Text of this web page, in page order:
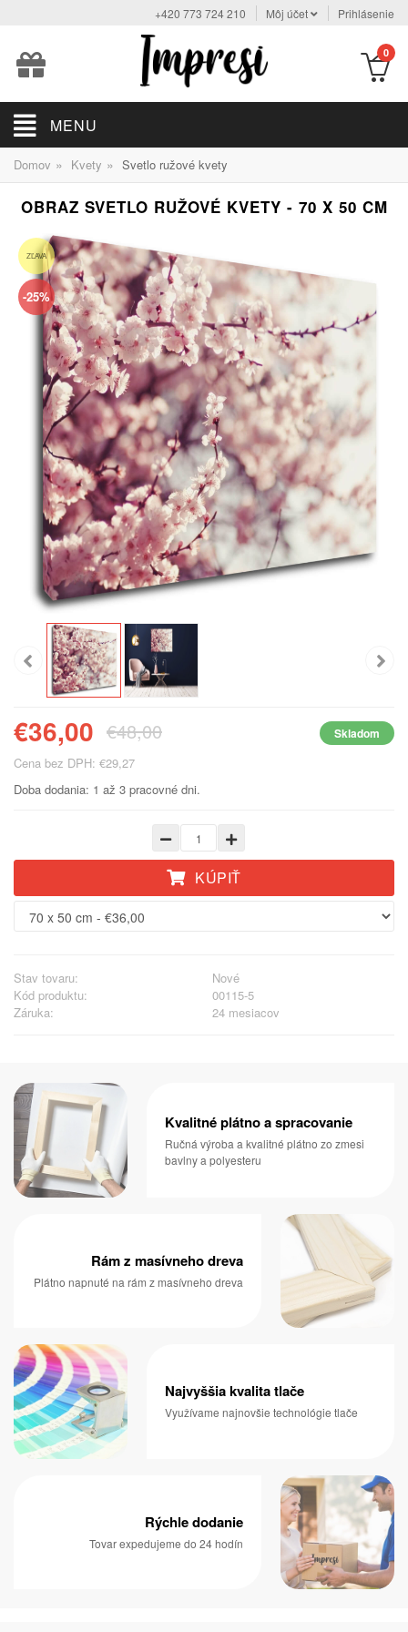
+420 773 724 210 Môj účet Prihlásenie
0
MENU
Domov » Kvety » Svetlo ružové kvety
OBRAZ SVETLO RUŽOVÉ KVETY - 70 X 50 CM
ZĽAVA
-25%
€36,00 €48,00 Skladom
Cena bez DPH: €29,27
Doba dodania: 1 až 3 pracovné dni.
KÚPIŤ
Stav tovaru:
Nové
Kód produktu:
00115-5
Záruka:
24 mesiacov
Kvalitné plátno a spracovanie
Ručná výroba a kvalitné plátno zo zmesi
bavlny a polyesteru
Rám z masívneho dreva
Plátno napnuté na rám z masívneho dreva
Najvyššia kvalita tlače
Využívame najnovšie technológie tlače
Rýchle dodanie
Tovar expedujeme do 24 hodín